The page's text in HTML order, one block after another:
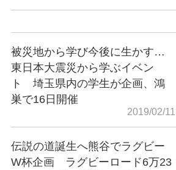
被災地から学び今後に生かす…
東日本大震災から学ぶイベン
ト 埼玉県内の学生が企画、鴻
巣で16日開催
2019/02/11
伝説の道誕生へ熊谷でラグビー
W杯企画 ラグビーロード6万23